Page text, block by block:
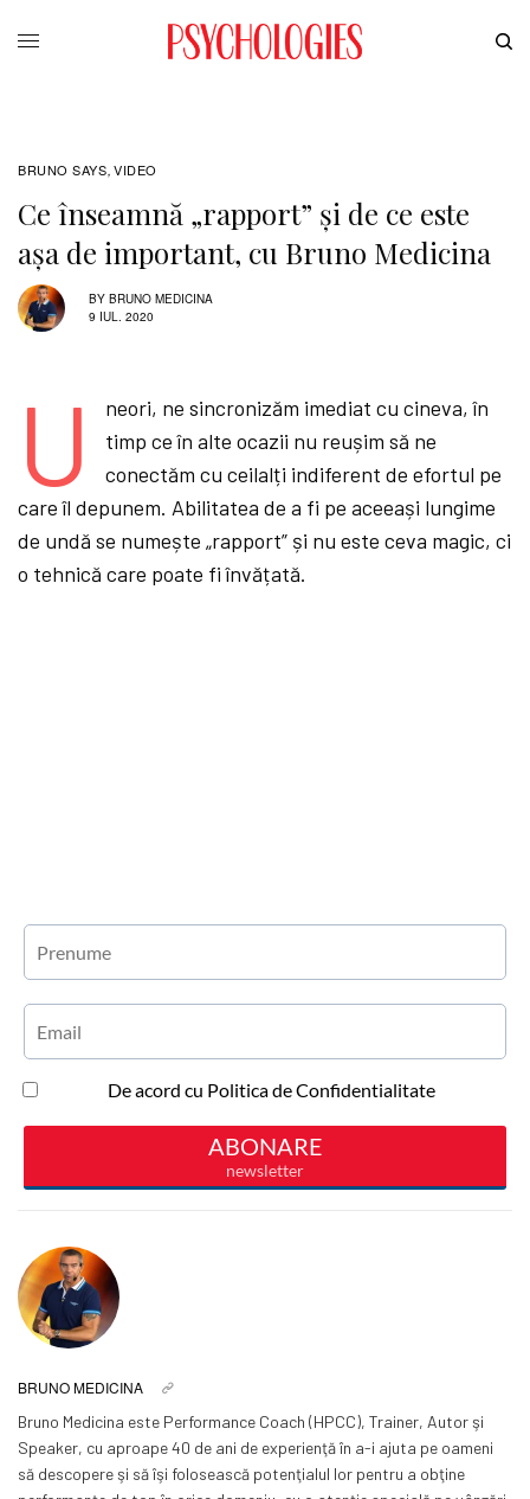
BRUNO SAYS, VIDEO
Ce înseamnă „rapport” și de ce este
așa de important, cu Bruno Medicina
BY BRUNO MEDICINA
9 IUL. 2020
U
neori, ne sincronizăm imediat cu cineva, în
timp ce în alte ocazii nu reușim să ne
conectăm cu ceilalți indiferent de efortul pe
care îl depunem. Abilitatea de a fi pe aceeași lungime
de undă se numește „rapport” și nu este ceva magic, ci
o tehnică care poate fi învățată.
BRUNO MEDICINA
Bruno Medicina este Performance Coach (HPCC), Trainer, Autor şi
Speaker, cu aproape 40 de ani de experienţă în a-i ajuta pe oameni
să descopere şi să îşi folosească potenţialul lor pentru a obţine